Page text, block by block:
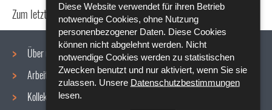
Diese Website verwendet für ihren Betrieb
notwendige Cookies, ohne Nutzung
personenbezogener Daten. Diese Cookies
können nicht abgelehnt werden. Nicht
notwendige Cookies werden zu statistischen
Zwecken benutzt und nur aktiviert, wenn Sie sie
zulassen. Unsere Datenschutzbestimmungen
lesen.
Zum letzten Mal aktualisiert am05/05/2020
Navigationsmenü
Über uns
Arbeitsbedingungen
Kollektive Vereinbarungen